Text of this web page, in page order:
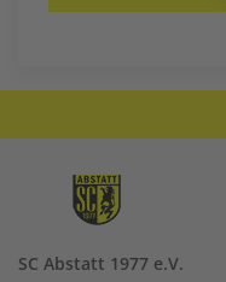
SC Abstatt 1977 e.V.